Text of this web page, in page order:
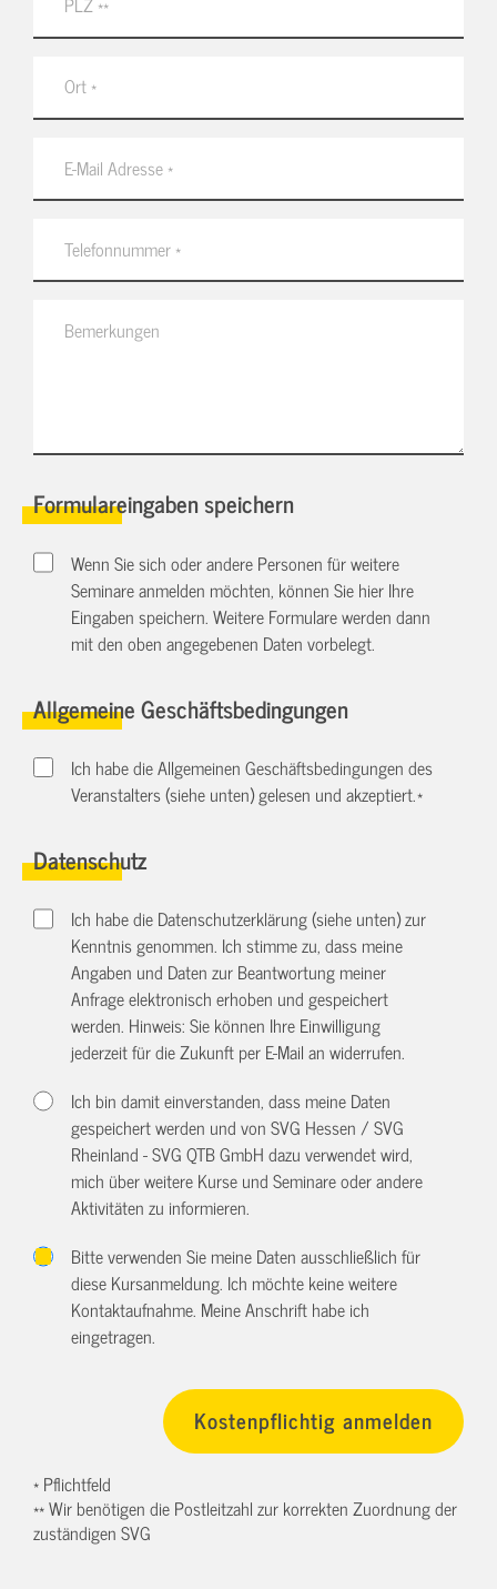
Formulareingaben speichern
Wenn Sie sich oder andere Personen für weitere
Seminare anmelden möchten, können Sie hier Ihre
Eingaben speichern. Weitere Formulare werden dann
mit den oben angegebenen Daten vorbelegt.
Allgemeine Geschäftsbedingungen
Ich habe die Allgemeinen Geschäftsbedingungen des
Veranstalters (siehe unten) gelesen und akzeptiert.*
Datenschutz
Ich habe die Datenschutzerklärung (siehe unten) zur
Kenntnis genommen. Ich stimme zu, dass meine
Angaben und Daten zur Beantwortung meiner
Anfrage elektronisch erhoben und gespeichert
werden. Hinweis: Sie können Ihre Einwilligung
jederzeit für die Zukunft per E-Mail anwiderrufen.
Ich bin damit einverstanden, dass meine Daten
gespeichert werden und von SVG Hessen / SVG
Rheinland - SVG QTB GmbH dazu verwendet wird,
mich über weitere Kurse und Seminare oder andere
Aktivitäten zu informieren.
Bitte verwenden Sie meine Daten ausschließlich für
diese Kursanmeldung. Ich möchte keine weitere
Kontaktaufnahme. Meine Anschrift habe ich
eingetragen.
* Pflichtfeld
** Wir benötigen die Postleitzahl zur korrekten Zuordnung der
zuständigen SVG